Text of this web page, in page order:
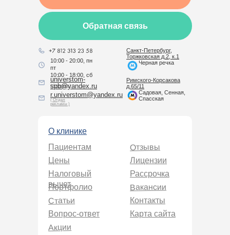
Обратная связь
r.universtom@yandex.ru
( Отдел
рекламы )
universtom-
spb@yandex.ru
( Клиника )
10:00 - 20:00, пн
пт
10:00 - 18:00, сб
О клинике
Акции
Вопрос-ответ
Статьи
Портфолио
Налоговый
вычет
Цены
Пациентам
Контакты
Вакансии
Рассрочка
Лицензии
Отзывы
Карта сайта
Санкт-Петербург,
Торжковская д.2, к.1
Черная речка
Римского-Корсакова
д.65/11
Садовая, Сенная,
Спасская